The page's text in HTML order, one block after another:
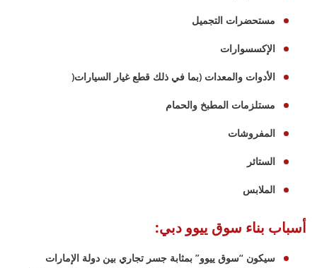
مستحضرات التجميل
الإكسسوارات
الأدوات والمعدات (بما في ذلك قطع غيار السيارات(
مستلزمات المطبخ والحمام
المفروشات
الستائر
الملابس
أسباب بناء سوق ييوو دبي:
سيكون “سوق ييوو” بمثابة جسر تجاري بين دولة الإمارات